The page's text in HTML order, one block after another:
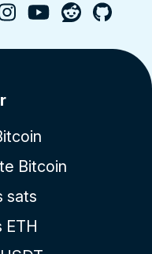
Bitcoin
sats
ETH